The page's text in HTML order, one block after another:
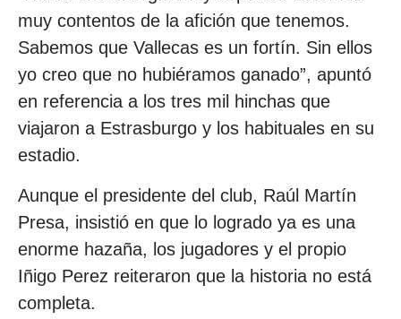
muy contentos de la afición que tenemos.
Sabemos que Vallecas es un fortín. Sin ellos
yo creo que no hubiéramos ganado”, apuntó
en referencia a los tres mil hinchas que
viajaron a Estrasburgo y los habituales en su
estadio.
Aunque el presidente del club, Raúl Martín
Presa, insistió en que lo logrado ya es una
enorme hazaña, los jugadores y el propio
Iñigo Perez reiteraron que la historia no está
completa.